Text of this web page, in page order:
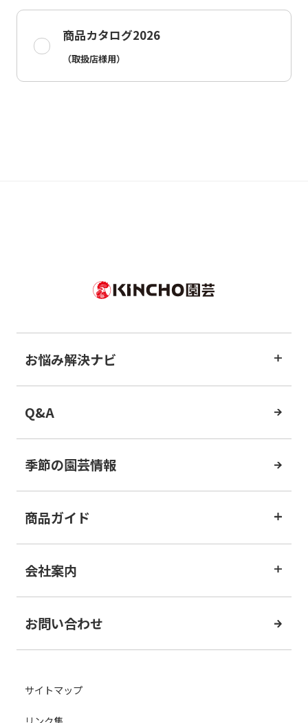
商品カタログ2026
（取扱店様用）
お悩み解決ナビ
Q&A
季節の園芸情報
商品ガイド
会社案内
お問い合わせ
サイトマップ